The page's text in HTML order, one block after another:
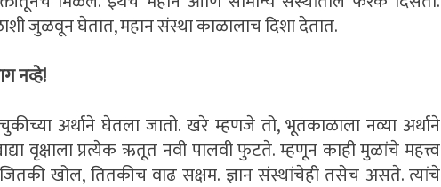
जुळवून घेतात, महान संस्था काळालाच दिशा देतात.
नव्हे!
अर्थाने घेतला जातो. खरे म्हणजे तो, भूतकाळाला नव्या अर्थाने
वृक्षाला प्रत्येक ऋतूत नवी पालवी फुटते. म्हणून काही मुळांचे महत्त्व
खोल, तितकीच वाढ सक्षम. ज्ञान संस्थांचेही तसेच असते. त्यांचे